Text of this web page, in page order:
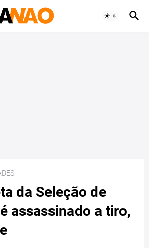
da Seleção de
assassinado a tiro,